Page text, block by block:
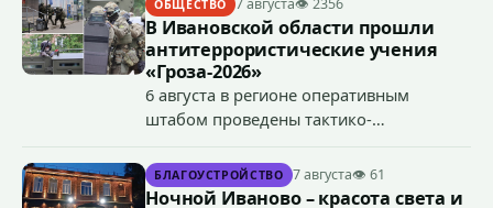
ОБЩЕСТВО 7 августа👁 2356
В Ивановской области прошли
антитеррористические учения
«Гроза-2026»
6 августа в регионе оперативным
штабом проведены тактико-
террористического акта на объекте
органов государственной власти.
БЛАГОУСТРОЙСТВО 7 августа👁 61
Ночной Иваново – красота света и